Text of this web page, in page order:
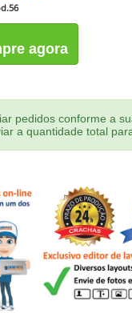
agora
pedidos conforme a
a quantidade total